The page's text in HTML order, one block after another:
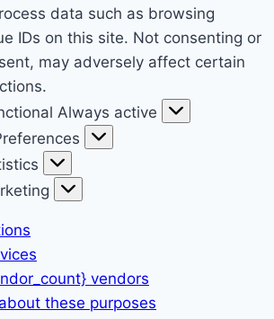
data such as browsing
IDs on this site. Not consenting or
may adversely affect certain
Always active
vendors
these purposes